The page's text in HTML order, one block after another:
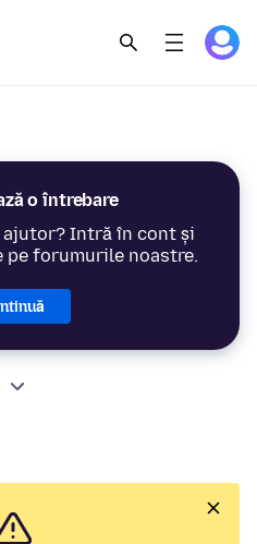
o întrebare
ajutor? Intră în cont și
pe forumurile noastre.